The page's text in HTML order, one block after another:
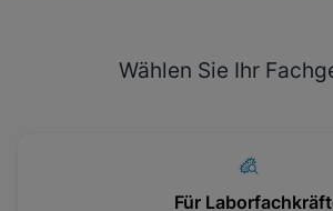
funktionale Cookies
aktiviert sind
Cookie-Einstellungen anzeigen &
aktiviert
Cookie-Einstellungen anzeigen &
Wählen Sie Ihr
Für